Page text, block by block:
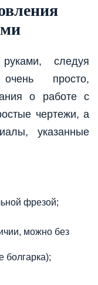
следуя
просто,
о работе с
чертежи, а
указанные
фрезой;
можно без